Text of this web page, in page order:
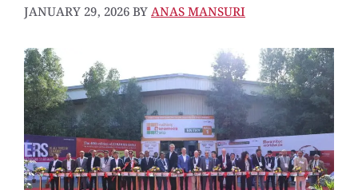
JANUARY 29, 2026BYANAS MANSURI